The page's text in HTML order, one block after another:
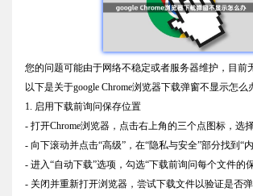
您的问题可能由于网络不稳定或者服务器维护，目前
以下是关于google Chrome浏览器下载弹窗不显示怎么
1. 启用下载前询问保存位置
- 打开Chrome浏览器，点击右上角的三个点图标，选择
- 向下滚动并点击“高级”，在“隐私与安全”部分找到“内
- 进入“自动下载”选项，勾选“下载前询问每个文件的保
- 关闭并重新打开浏览器，尝试下载文件以验证是否弹